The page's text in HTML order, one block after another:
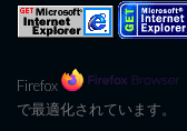
Firefox
で最適化されています。